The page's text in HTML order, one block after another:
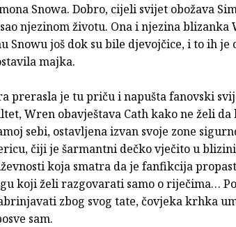
Snowa. Dobro, cijeli svijet obožava
njezinom životu. Ona i njezina blizanka
Snowu još dok su bile djevojčice, i to ih je
majka.
prerasla je tu priču i napušta fanovski
Wren obavještava Cath kako ne želi da
sebi, ostavljena izvan svoje zone
čiji je šarmantni dečko vječito u
koja smatra da je fanfikcija
koji želi razgovarati samo o riječima…
zbog svog tate, čovjeka krhka
sam.